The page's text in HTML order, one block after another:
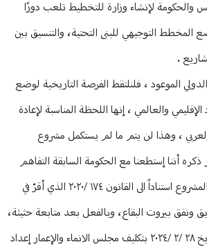
والحكومة لإنشاء وزارة للتخطيط تلعب دورًا
المخطط التوجيهي للبنى التحتية، والتنسيق بين
.
الموعود ، فلنلتقط الفرصة التاريخية لوضع
والعالمي ، إنها اللحظة المناسبة لإعادة
، وهذا لن يتم ما لم يستكمل مشروع
ذكره أننا إستطعنا مع الحكومة السابقة التفاهم
على إطلاق الدراسة لهذا المشروع استناداً الى القانون ١٧٤ /٢٠٢٠ الذي أقرّ في
ونفق بيروت البقاع، وبالفعل بعد متابعة حثيثة،
اتخذت الحكومة قراراً بتاريخ ٢٨ /٢ /٢٠٢٤ بتكليف مجلس الانماء والإعمار إعداد